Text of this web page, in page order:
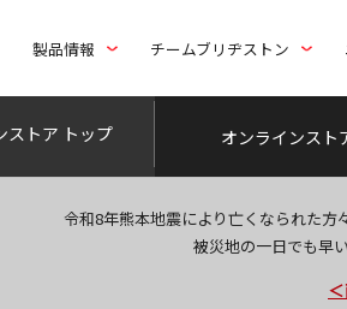
製品情報 チームブリヂストン
ストア トップ オンラインスト
令和8年熊本地震により亡くなられた方
被災地の一日でも早